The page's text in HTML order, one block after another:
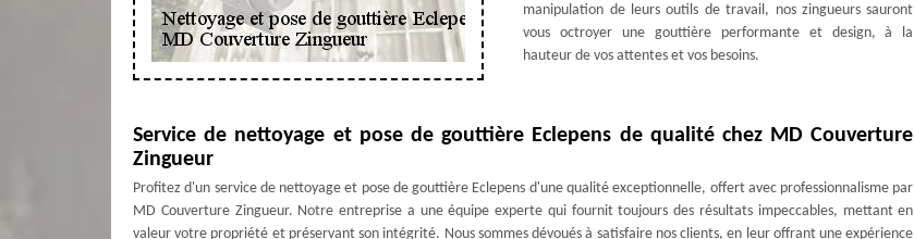
manipulation de leurs outils de travail, nos zingueurs sauront
vous octroyer une gouttière performante et design, à la
hauteur de vos attentes et vos besoins.
Service de nettoyage et pose de gouttière Eclepens de qualité chez MD Couverture
Zingueur
Profitez d'un service de nettoyage et pose de gouttière Eclepens d'une qualité exceptionnelle, offert avec professionnalisme par
MD Couverture Zingueur. Notre entreprise a une équipe experte qui fournit toujours des résultats impeccables, mettant en
valeur votre propriété et préservant son intégrité. Nous sommes dévoués à satisfaire nos clients, en leur offrant une expérience